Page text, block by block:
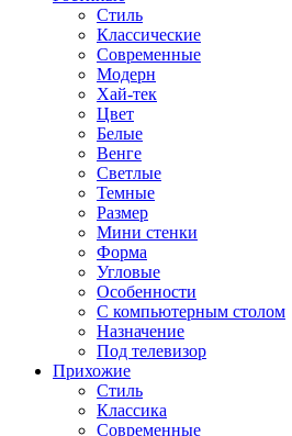
Стиль
Классические
Современные
Модерн
Хай-тек
Цвет
Белые
Венге
Светлые
Темные
Размер
Мини стенки
Форма
Угловые
Особенности
С компьютерным столом
Назначение
Под телевизор
Прихожие
Стиль
Классика
Современные